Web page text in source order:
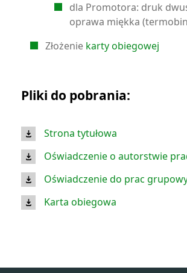
dla Promotora: druk
oprawa miękka
Złożenie karty obiegowej
Pliki do pobrania:
Strona tytułowa
Oświadczenie o autorstwie
Oświadczenie do prac
Karta obiegowa